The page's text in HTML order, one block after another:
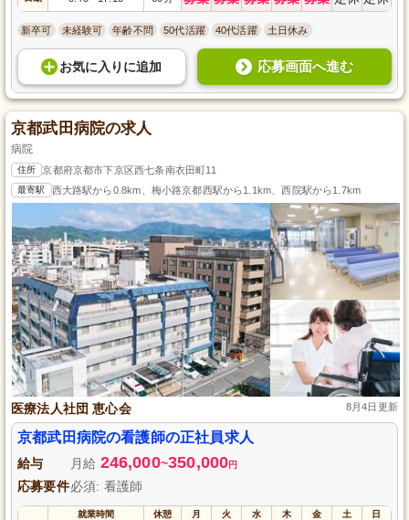
新卒可 未経験可 年齢不問 50代活躍 40代活躍 土日休み
お気に入り に追加 応募画面へ進む
京都武田病院の求人
病院
住所 京都府京都市下京区西七条南衣田町11
最寄駅 西大路駅から0.8km、梅小路京都西駅から1.1km、西院駅から1.7km
医療法人社団 恵心会 8月4日更新
京都武田病院の看護師の正社員求人
給与 月給 246,000~350,000円
応募要件必須: 看護師
就業時間 休憩 月 火 水 木 金 土 日